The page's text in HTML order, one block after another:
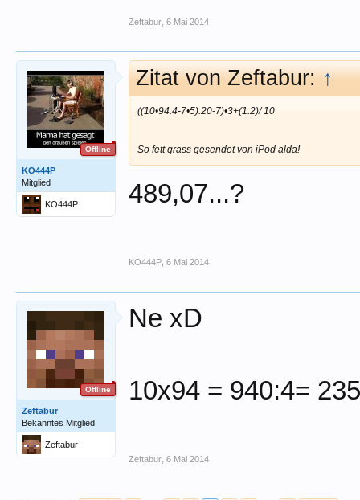
Zeftabur 6 Mai 2014
Offline
KO444P
Mitglied
KO444P
Zitat von Zeftabur:↑
((10•94:4-7•5):20-7)•3+(1:2)/ 10
So fett grass gesendet von iPod alda!
489,07...?
KO444P 6 Mai 2014
Offline
Zeftabur
Bekanntes Mitglied
Zeftabur
Ne xD
10x94 = 940:4=
Zeftabur 6 Mai 2014